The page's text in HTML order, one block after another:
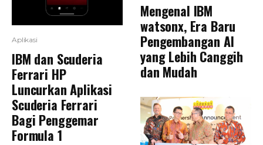
Aplikasi
IBM dan Scuderia
Ferrari HP
Luncurkan Aplikasi
Scuderia Ferrari
Bagi Penggemar
Formula 1
Mengenal IBM
watsonx, Era Baru
Pengembangan AI
yang Lebih Canggih
dan Mudah